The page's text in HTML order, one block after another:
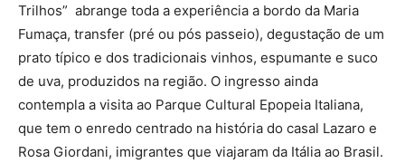
Trilhos” abrange toda a experiência a bordo da Maria
Fumaça, transfer (pré ou pós passeio), degustação de um
prato típico e dos tradicionais vinhos, espumante e suco
de uva, produzidos na região. O ingresso ainda
contempla a visita ao Parque Cultural Epopeia Italiana,
que tem o enredo centrado na história do casal Lazaro e
Rosa Giordani, imigrantes que viajaram da Itália ao Brasil.